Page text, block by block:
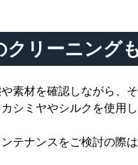
クリーニング
素材を確認しながら、
シミヤやシルクを使用
テナンスをご検討の際